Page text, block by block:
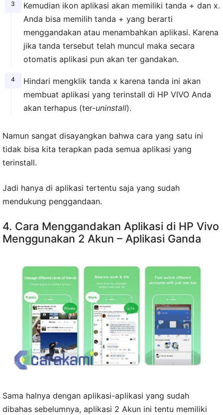
Kemudian ikon aplikasi akan memiliki tanda + dan x.
Anda bisa memilih tanda + yang berarti
menggandakan atau menambahkan aplikasi. Karena
jika tanda tersebut telah muncul maka secara
otomatis aplikasi pun akan ter gandakan.
Hindari mengklik tanda x karena tanda ini akan
membuat aplikasi yang terinstall di HP VIVO Anda
akan terhapus (ter-uninstall).
Namun sangat disayangkan bahwa cara yang satu ini
tidak bisa kita terapkan pada semua aplikasi yang
terinstall.
Jadi hanya di aplikasi tertentu saja yang sudah
mendukung penggandaan.
4. Cara Menggandakan Aplikasi di HP Vivo
Menggunakan 2 Akun – Aplikasi Ganda
Sama halnya dengan aplikasi-aplikasi yang sudah
dibahas sebelumnya, aplikasi 2 Akun ini tentu memiliki